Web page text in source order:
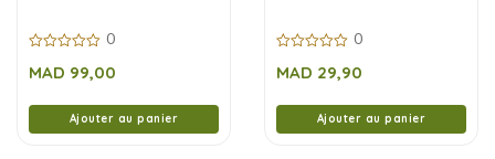
sur
0
MAD 99,00
Ajouter au panier
sur
0
MAD 29,90
Ajouter au panier